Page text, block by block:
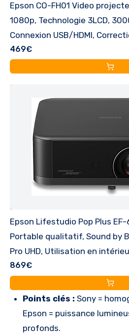
Epson CO-FH01 Video
1080p, Technologie 3LCD,
Connexion USB/HDMI,
Verticale du trapèze, Haut-
Projection jusqu'à 378"
469€
Epson Lifestudio Pop Plus
Portable qualitatif, Sound by
Pro UHD, Utilisation en
de 5 Ans*
869€
Points clés : Sony =
Epson = puissance
profonds.